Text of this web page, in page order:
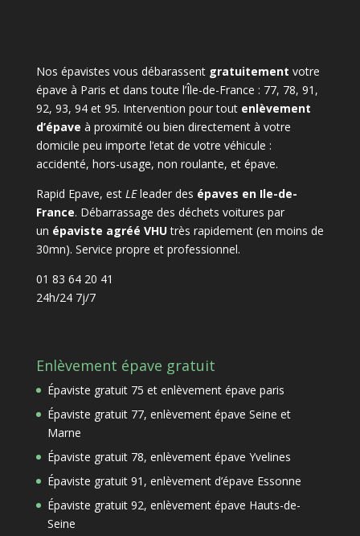
Nos épavistes vous débarassent gratuitement votre
épave à Paris et dans toute l’Île-de-France : 77, 78, 91,
92, 93, 94 et 95. Intervention pour tout enlèvement
d’épave à proximité ou bien directement à votre
domicile peu importe l’etat de votre véhicule :
accidenté, hors-usage, non roulante, et épave.
Rapid Epave, est LEleader des épaves en Ile-de-
France. Débarrassage des déchets voitures par
un épaviste agréé VHUtrès rapidement (en moins de
30mn). Service propre et professionnel.
01 83 64 20 41
24h/24 7j/7
Enlèvement épave gratuit
Épaviste gratuit 75 et enlèvement épave paris
Épaviste gratuit 77, enlèvement épave Seine et
Marne
Épaviste gratuit 78, enlèvement épave Yvelines
Épaviste gratuit 91, enlèvement d’épave Essonne
Épaviste gratuit 92, enlèvement épave Hauts-de-
Seine